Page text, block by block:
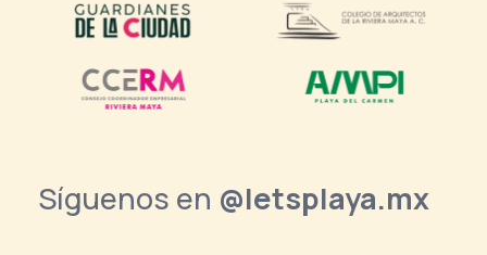
Síguenos en @letsplaya.mx